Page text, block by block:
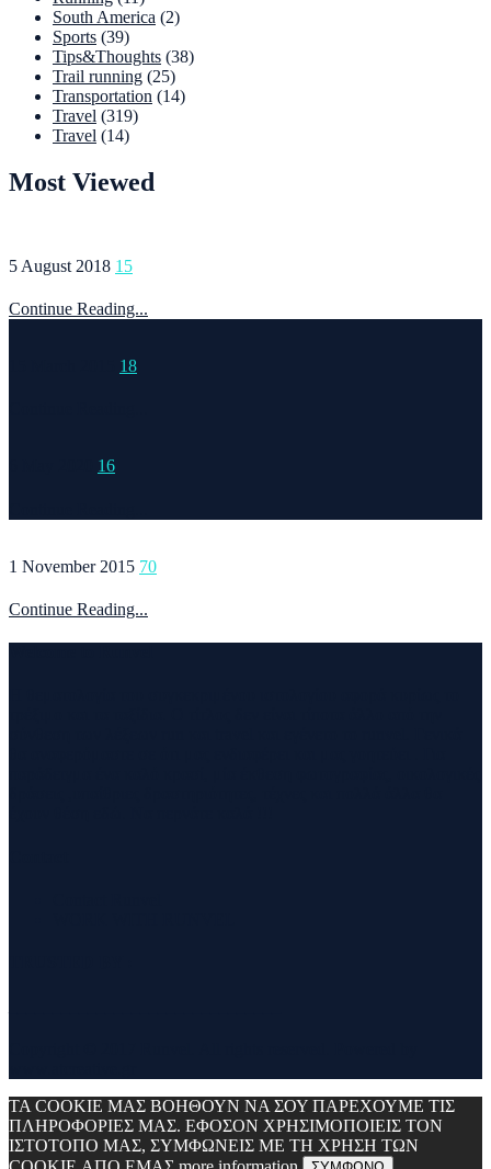
South America (2)
Sports (39)
Tips&Thoughts (38)
Trail running (25)
Transportation (14)
Travel (319)
Travel (14)
Most Viewed
5 August 2018 15
Continue Reading...
18
16
1 November 2015 70
Continue Reading...
ΤΑ COOKIE ΜΑΣ ΒΟΗΘΟΥΝ ΝΑ ΣΟΥ ΠΑΡΕΧΟΥΜΕ ΤΙΣ
ΠΛΗΡΟΦΟΡΙΕΣ ΜΑΣ. ΕΦΟΣΟΝ ΧΡΗΣΙΜΟΠΟΙΕΙΣ ΤΟΝ
ΙΣΤΟΤΟΠΟ ΜΑΣ, ΣΥΜΦΩΝΕΙΣ ΜΕ ΤΗ ΧΡΗΣΗ ΤΩΝ